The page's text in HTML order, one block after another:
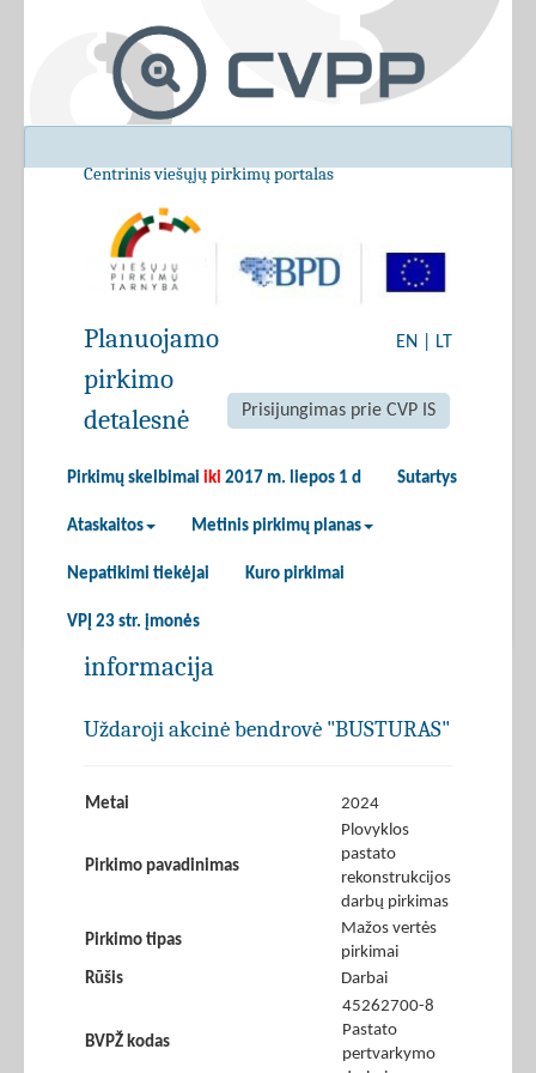
Centrinis viešųjų pirkimų portalas
EN LT
Prisijungimas prie CVP IS
Pirkimų skelbimai iki 2017 m. liepos 1 d Sutartys
Ataskaitos Metinis pirkimų planas
Nepatikimi tiekėjai Kuro pirkimai
VPĮ 23 str. įmonės
Planuojamo
pirkimo
detalesnė
informacija
Uždaroji akcinė bendrovė "BUSTURAS"
Metai 2024
Pirkimo pavadinimas
Plovyklos
pastato
rekonstrukcijos
darbų pirkimas
Pirkimo tipas
Mažos vertės
pirkimai
Rūšis
Darbai
BVPŽ kodas
45262700-8
Pastato
pertvarkymo